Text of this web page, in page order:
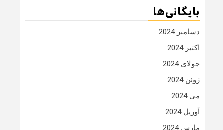
بایگانی‌ها
دسامبر 2024
اکتبر 2024
جولای 2024
ژوئن 2024
می 2024
آوریل 2024
مارس 2024